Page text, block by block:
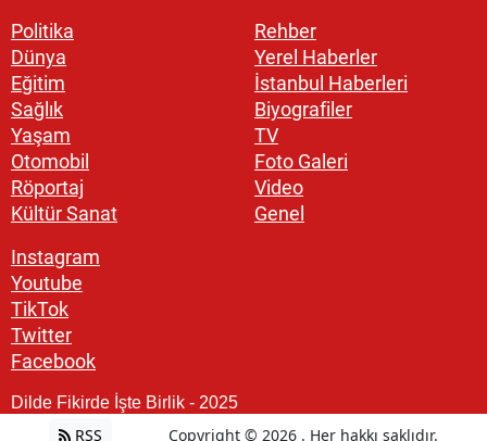
Politika
Dünya
Eğitim
Sağlık
Yaşam
Otomobil
Röportaj
Kültür Sanat
Rehber
Yerel Haberler
İstanbul Haberleri
Biyografiler
TV
Foto Galeri
Video
Genel
Instagram
Youtube
TikTok
Twitter
Facebook
Dilde Fikirde İşte Birlik - 2025
RSS Copyright © 2026 . Her hakkı saklıdır.